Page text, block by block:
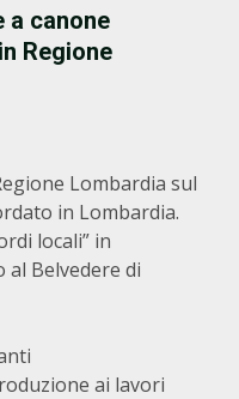
a canone
Regione
Lombardia sul
in Lombardia.
locali” in
Belvedere di
ai lavori